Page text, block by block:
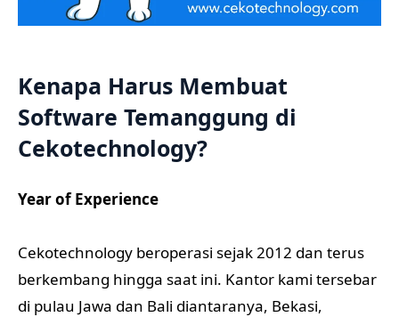
Kenapa Harus Membuat
Software Temanggung di
Cekotechnology?
Year of Experience
Cekotechnology beroperasi sejak 2012 dan terus
berkembang hingga saat ini. Kantor kami tersebar
di pulau Jawa dan Bali diantaranya, Bekasi,